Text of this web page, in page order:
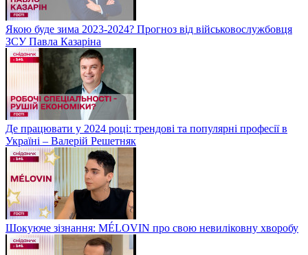
Якою буде зима 2023-2024? Прогноз від військовослужбовця
ЗСУ Павла Казаріна
Де працювати у 2024 році: трендові та популярні професії в
Україні – Валерій Решетняк
Шокуюче зізнання: MÉLOVIN про свою невиліковну хворобу